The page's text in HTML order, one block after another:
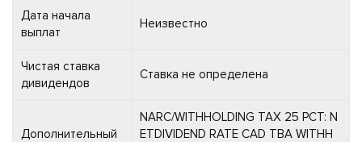
Дата начала
выплат
Неизвестно
Чистая ставка
дивидендов
Ставка не определена
Дополнительный
NARC/WITHHOLDING TAX 25 PCT: N
ETDIVIDEND RATE CAD TBA WITHH